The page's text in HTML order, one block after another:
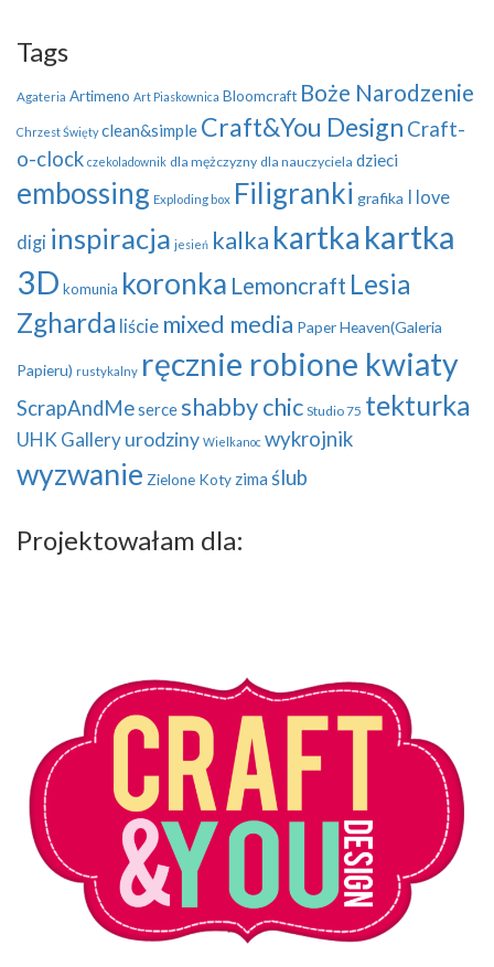
Tags
Agateria Artimeno Art Piaskownica Bloomcraft Boże Narodzenie
Chrzest Święty clean&simple Craft&You Design Craft-
o-clock czekoladownik dla mężczyzny dla nauczyciela dzieci
embossing Exploding box Filigranki grafika I love
digi inspiracja jesień kalka kartka kartka
3D komunia koronka Lemoncraft Lesia
Zgharda liście mixed media Paper Heaven(Galeria
Papieru) rustykalny ręcznie robione kwiaty
ScrapAndMeserce shabby chic Studio 75 tekturka
UHK Galleryurodziny Wielkanoc wykrojnik
wyzwanie Zielone Koty zima ślub
Projektowałam dla: